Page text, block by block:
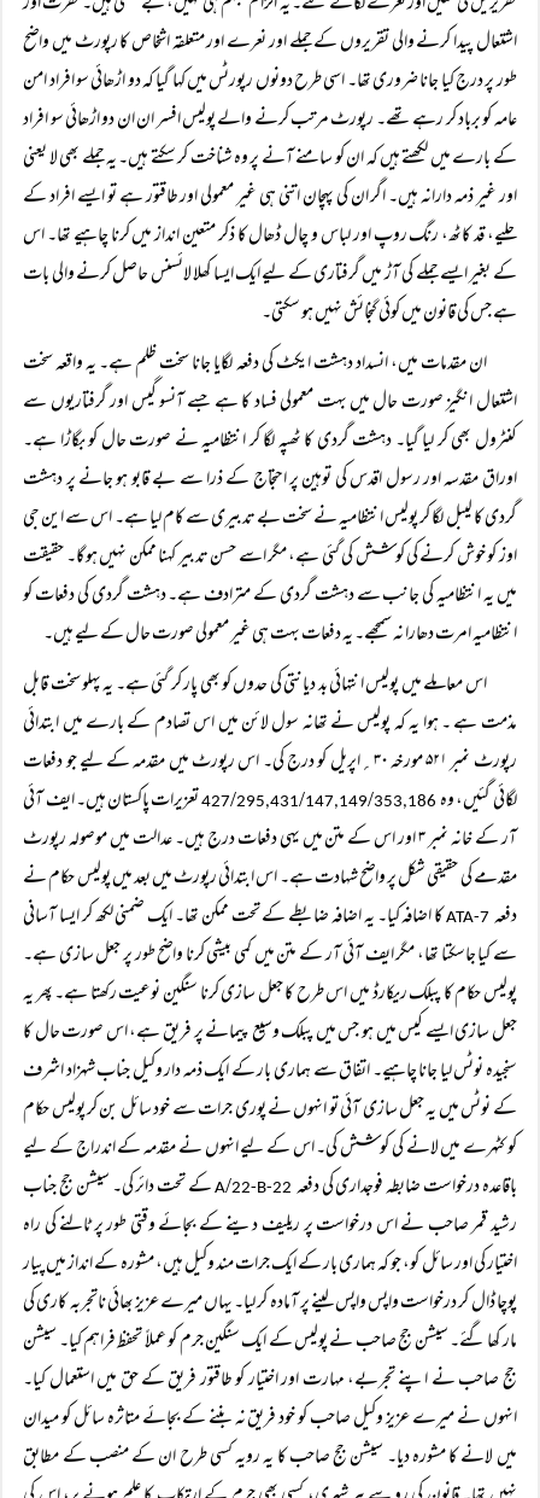
اشتعال پیدا کرنے والی تقریروں کے جملے اور نعرے اور متعلقہ اشخاص کا رپورٹ میں واضح
طور پر درج کیا جانا ضروری تھا۔ اسی طرح دونوں رپورٹس میں کہا گیا کہ دو اڑھائی سو افراد امن
عامہ کو برباد کر رہے تھے۔ رپورٹ مرتب کرنے والے پولیس افسر ان ان دو اڑھائی سو افراد
کے بارے میں لکھتے ہیں کہ ان کو سامنے آنے پر وہ شناخت کر سکتے ہیں۔ یہ جملے بھی لا یعنی
اور غیر ذمہ دارانہ ہیں۔ اگر ان کی پہچان اتنی ہی غیر معمولی اور طاقتور ہے تو ایسے افراد کے
حلیے، قد کاٹھ، رنگ روپ اور لباس و چال ڈھال کا ذکر متعین انداز میں کرنا چاہیے تھا۔ اس
کے بغیر ایسے جملے کی آڑ میں گرفتاری کے لیے ایک ایسا کھلا لائسنس حاصل کرنے والی بات
ہے جس کی قانون میں کوئی گنجائش نہیں ہو سکتی۔
ان مقدمات میں، انسداد دہشت ایکٹ کی دفعہ لگایا جانا سخت ظلم ہے۔ یہ واقعہ سخت
اشتعال انگیز صورت حال میں بہت معمولی فساد کا ہے جسے آنسو گیس اور گرفتاریوں سے
کنٹرول بھی کر لیا گیا۔ دہشت گردی کا ٹھپہ لگا کر انتظامیہ نے صورت حال کو بگاڑا ہے۔
اوراق مقدسہ اور رسول اقدس کی توہین پر احتجاج کے ذرا سے بے قابو ہو جانے پر دہشت
گردی کا لیبل لگا کر پولیس انتظامیہ نے سخت بے تدبیری سے کام لیا ہے۔ اس سے این جی
اوز کو خوش کرنے کی کوشش کی گئی ہے، مگر اسے حسن تدبیر کہنا ممکن نہیں ہو گا۔ حقیقت
میں یہ انتظامیہ کی جانب سے دہشت گردی کے مترادف ہے۔ دہشت گردی کی دفعات کو
انتظامیہ امرت دھارا نہ سمجھے۔ یہ دفعات بہت ہی غیر معمولی صورت حال کے لیے ہیں۔
اس معاملے میں پولیس انتہائی بد دیانتی کی حدوں کو بھی پار کر گئی ہے۔ یہ پہلو سخت قابل
مذمت ہے ۔ ہوا یہ کہ پولیس نے تھانہ سول لائن میں اس تصادم کے بارے میں ابتدائی
رپورٹ نمبر ۵۲۱ مورخہ ۳۰؍اپریل کو درج کی۔ اس رپورٹ میں مقدمہ کے لیے جو دفعات
لگائی گئیں، وہ427
/295,431/147,149/353,186
تعزیرات پاکستان ہیں۔ ایف آئی
آر کے خانہ نمبر ۳ اور اس کے متن میں یہی دفعات درج ہیں۔ عدالت میں موصولہ رپورٹ
مقدمے کی حقیقی شکل پر واضح شہادت ہے۔ اس ابتدائی رپورٹ میں بعد میں پولیس حکام نے
دفعہ
کا اضافہ کیا۔ یہ اضافہ ضابطے کے تحت ممکن تھا۔ ایک ضمنی لکھ کر ایسا آسانی
سے کیا جاسکتا تھا، مگر ایف آئی آر کے متن میں کمی بیشی کرنا واضح طور پر جعل سازی ہے۔
پولیس حکام کا پبلک ریکارڈ میں اس طرح کا جعل سازی کرنا سنگین نوعیت رکھتا ہے۔ پھر یہ
جعل سازی ایسے کیس میں ہو جس میں پبلک وسیع پیمانے پر فریق ہے، اس صورت حال کا
سنجیدہ نوٹس لیا جانا چاہیے۔ اتفاق سے ہماری بار کے ایک ذمہ دار وکیل جناب شہزاد اشرف
کے نوٹس میں یہ جعل سازی آئی تو انہوں نے پوری جرات سے خود سائل بن کر پولیس حکام
کو کٹہرے میں لانے کی کوشش کی۔ اس کے لیے انہوں نے مقدمہ کے اندراج کے لیے
باقاعدہ درخواست ضابطہ فوجداری کی دفعہ
/22-B
کے تحت دائر کی۔ سیشن جج جناب
رشید قمر صاحب نے اس درخواست پر ریلیف دینے کے بجائے وقتی طور پر ٹالنے کی راہ
اختیار کی اور سائل کو، جو کہ ہماری بار کے ایک جرات مند وکیل ہیں، مشورہ کے انداز میں پیار
پوچا ڈال کر درخواست واپس واپس لینے پر آمادہ کر لیا۔ یہاں میرے عزیز بھائی ناتجربہ کاری کی
مار کھا گئے۔ سیشن جج صاحب نے پولیس کے ایک سنگین جرم کو عملاً تحفظ فراہم کیا۔ سیشن
جج صاحب نے اپنے تجربے، مہارت اور اختیار کو طاقتور فریق کے حق میں استعمال کیا۔
انہوں نے میرے عزیز وکیل صاحب کو خود فریق نہ بننے کے بجائے متاثرہ سائل کو میدان
میں لانے کا مشورہ دیا۔ سیشن جج صاحب کا یہ رویہ کسی طرح ان کے منصب کے مطابق